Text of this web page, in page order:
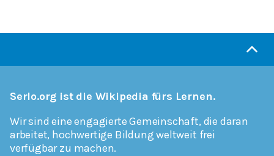
Serlo.org ist die Wikipedia fürs Lernen.
Wir sind eine engagierte Gemeinschaft, die daran
arbeitet, hochwertige Bildung weltweit frei
verfügbar zu machen.